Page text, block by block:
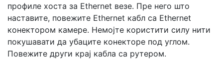
профиле хоста за Ethernet везе. Пре него што
наставите, повежите Ethernet кабл са Ethernet
конектором камере. Немојте користити силу нити
покушавати да убаците конекторе под углом.
Повежите други крај кабла са рутером.